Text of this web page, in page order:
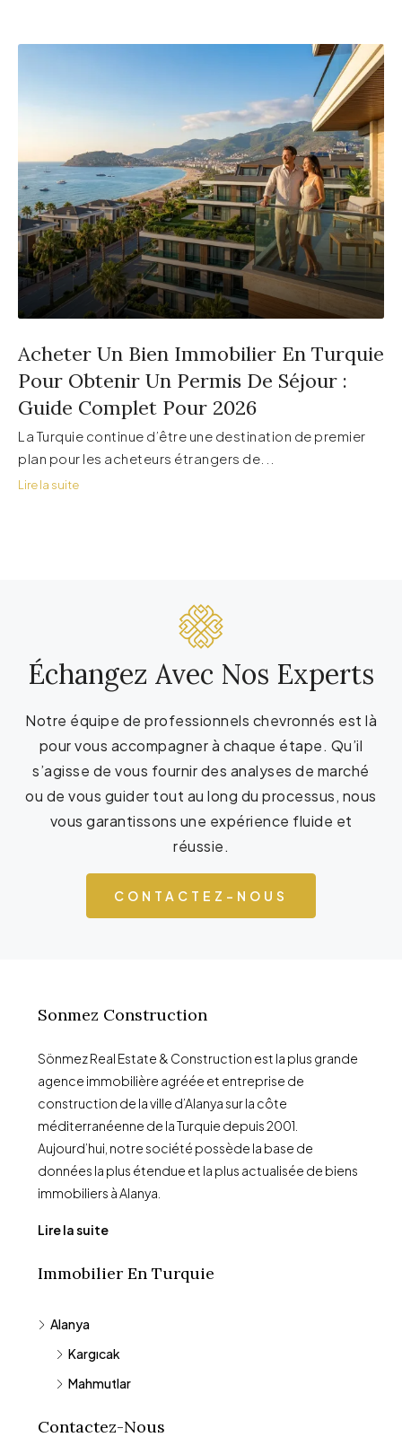
Acheter Un Bien Immobilier En Turquie
Pour Obtenir Un Permis De Séjour :
Guide Complet Pour 2026
La Turquie continue d’être une destination de premier
plan pour les acheteurs étrangers de...
Lire la suite
Échangez Avec Nos Experts
Notre équipe de professionnels chevronnés est là
pour vous accompagner à chaque étape. Qu’il
s’agisse de vous fournir des analyses de marché
ou de vous guider tout au long du processus, nous
vous garantissons une expérience fluide et
réussie.
CONTACTEZ-NOUS
Sonmez Construction
Sönmez Real Estate & Construction est la plus grande
agence immobilière agréée et entreprise de
construction de la ville d’Alanya sur la côte
méditerranéenne de la Turquie depuis 2001.
Aujourd’hui, notre société possède la base de
données la plus étendue et la plus actualisée de biens
immobiliers à Alanya.
Lire la suite
Immobilier En Turquie
Alanya
Kargıcak
Mahmutlar
Contactez-Nous